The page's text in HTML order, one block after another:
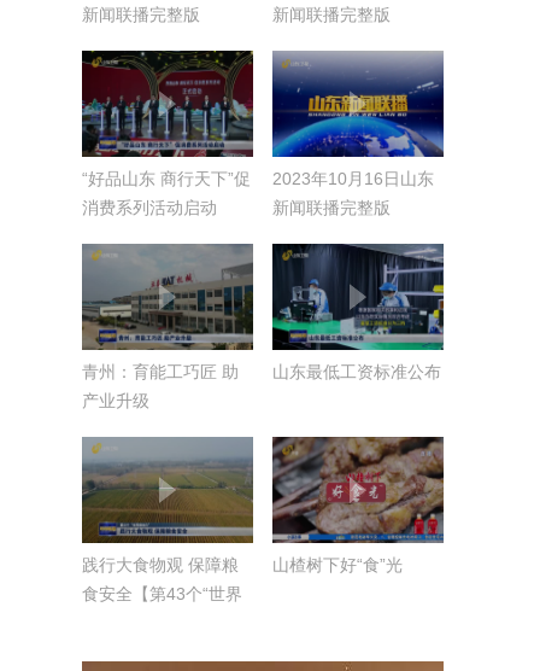
新闻联播完整版
新闻联播完整版
“好品山东 商行天下”促
消费系列活动启动
2023年10月16日山东
新闻联播完整版
青州：育能工巧匠 助
产业升级
山东最低工资标准公布
践行大食物观 保障粮
食安全【第43个“世界
山楂树下好“食”光